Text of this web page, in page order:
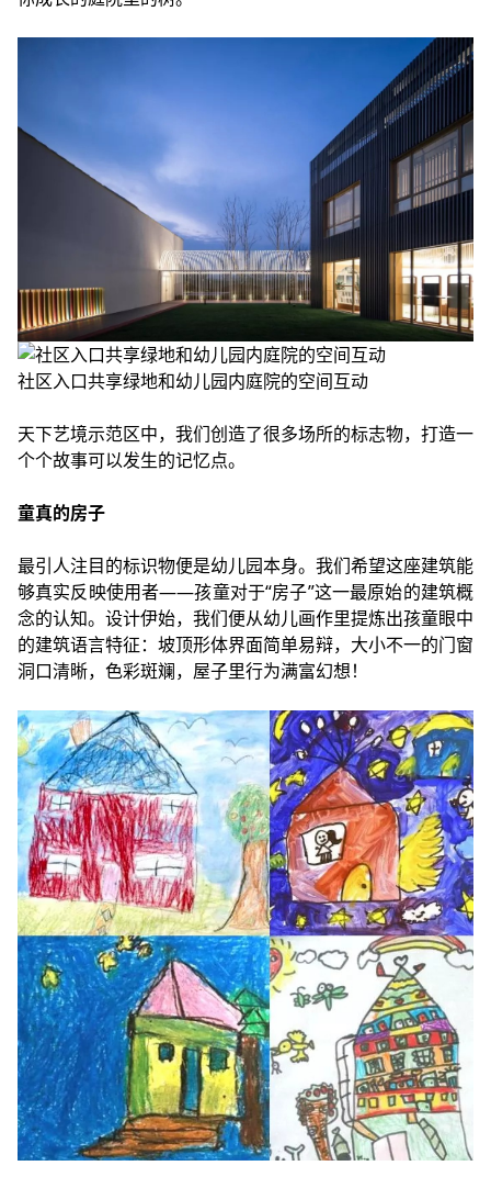
社区入口共享绿地和幼儿园内庭院的空间互动
天下艺境示范区中，我们创造了很多场所的标志物，打造一
个个故事可以发生的记忆点。
童真的房子
最引人注目的标识物便是幼儿园本身。我们希望这座建筑能
够真实反映使用者——孩童对于“房子”这一最原始的建筑概
念的认知。设计伊始，我们便从幼儿画作里提炼出孩童眼中
的建筑语言特征：坡顶形体界面简单易辩，大小不一的门窗
洞口清晰，色彩斑斓，屋子里行为满富幻想！